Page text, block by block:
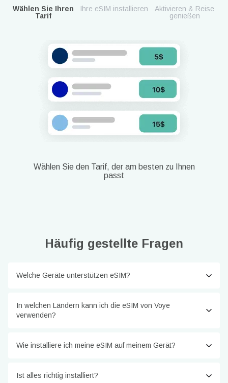
Wählen Sie Ihren
Tarif
Ihre eSIM installieren
Aktivieren & Reise
genießen
Wählen Sie den Tarif, der am besten zu Ihnen
passt
Häufig gestellte Fragen
Welche Geräte unterstützen eSIM?
In welchen Ländern kann ich die eSIM von Voye
verwenden?
Wie installiere ich meine eSIM auf meinem Gerät?
Ist alles richtig installiert?